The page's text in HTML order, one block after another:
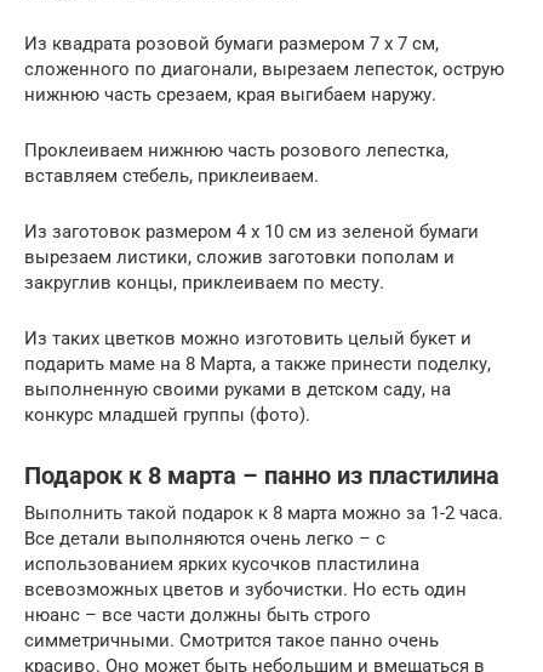
Из квадрата розовой бумаги размером 7 х 7 см,
сложенного по диагонали, вырезаем лепесток, острую
нижнюю часть срезаем, края выгибаем наружу.
Проклеиваем нижнюю часть розового лепестка,
вставляем стебель, приклеиваем.
Из заготовок размером 4 х 10 см из зеленой бумаги
вырезаем листики, сложив заготовки пополам и
закруглив концы, приклеиваем по месту.
Из таких цветков можно изготовить целый букет и
подарить маме на 8 Марта, а также принести поделку,
выполненную своими руками в детском саду, на
конкурс младшей группы (фото).
Подарок к 8 марта – панно из пластилина
Выполнить такой подарок к 8 марта можно за 1-2 часа.
Все детали выполняются очень легко – с
использованием ярких кусочков пластилина
всевозможных цветов и зубочистки. Но есть один
нюанс – все части должны быть строго
симметричными. Смотрится такое панно очень
красиво. Оно может быть небольшим и вмещаться в